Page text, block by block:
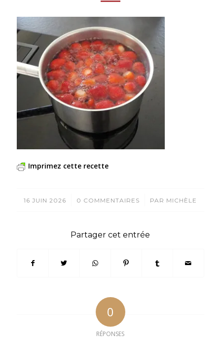
Imprimez cette recette
16 JUIN 2026
/ 0 COMMENTAIRES
/ PAR MICHÈLE
Partager cet entrée
0
RÉPONSES